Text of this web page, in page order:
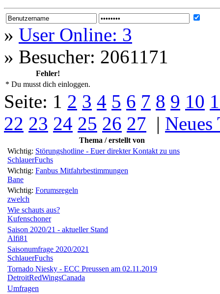
» User Online: 3
» Besucher: 2061171
Fehler!
* Du musst dich einloggen.
Seite: 1 2 3 4 5 6 7 8 9 10
22 23 24 25 26 27 | Neues
Thema / erstellt von
Wichtig: Störungshotline - Euer direkter Kontakt zu uns
SchlauerFuchs
Wichtig: Fanbus Mitfahrbestimmungen
Bane
Wichtig: Forumsregeln
zwelch
Wie schauts aus?
Kufenschoner
Saison 2020/21 - aktueller Stand
Alfi81
Saisonumfrage 2020/2021
SchlauerFuchs
Tornado Niesky - ECC Preussen am 02.11.2019
DetroitRedWingsCanada
Umfragen